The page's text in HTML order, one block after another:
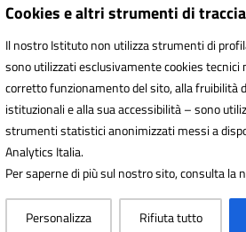
Cookies e altri strumenti di
Il nostro Istituto non utilizza strumenti di
sono utilizzati esclusivamente cookies tecnici
corretto funzionamento del sito, alla fruibilità
istituzionali e alla sua accessibilità – sono
strumenti statistici anonimizzati messi a
Analytics Italia.
Per saperne di più sul nostro sito, consulta la
Personalizza Rifiuta tutto